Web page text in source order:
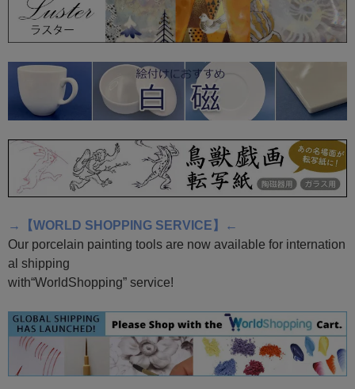
→【WORLD SHOPPING SERVICE】←
Our porcelain painting tools are now available for internation
al shipping
with“WorldShopping” service!